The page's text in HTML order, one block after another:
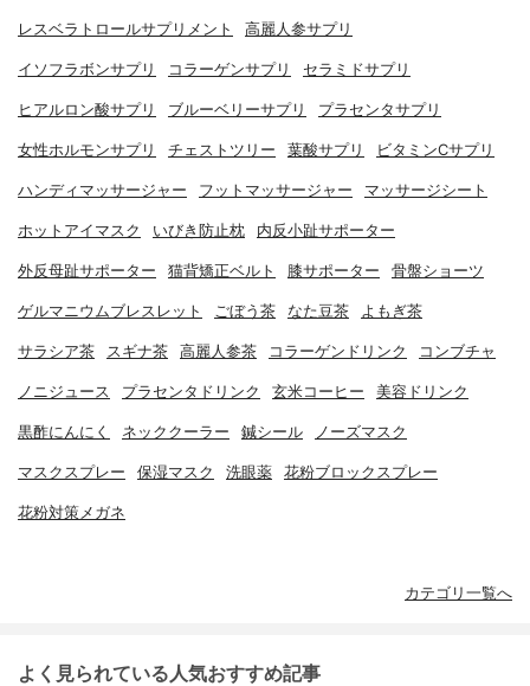
レスベラトロールサプリメント 高麗人参サプリ
イソフラボンサプリ コラーゲンサプリ セラミドサプリ
ヒアルロン酸サプリ ブルーベリーサプリ プラセンタサプリ
女性ホルモンサプリ チェストツリー 葉酸サプリ ビタミンCサプリ
ハンディマッサージャー フットマッサージャー マッサージシート
ホットアイマスク いびき防止枕 内反小趾サポーター
外反母趾サポーター 猫背矯正ベルト 膝サポーター 骨盤ショーツ
ゲルマニウムブレスレット ごぼう茶 なた豆茶 よもぎ茶
サラシア茶 スギナ茶 高麗人参茶 コラーゲンドリンク コンブチャ
ノニジュース プラセンタドリンク 玄米コーヒー 美容ドリンク
黒酢にんにく ネッククーラー 鍼シール ノーズマスク
マスクスプレー 保湿マスク 洗眼薬 花粉ブロックスプレー
花粉対策メガネ
カテゴリ一覧へ
よく見られている人気おすすめ記事